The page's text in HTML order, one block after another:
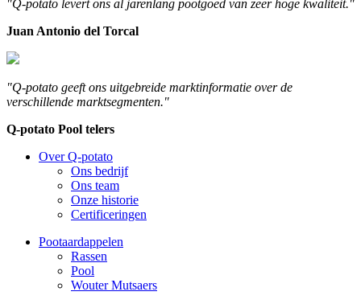
"Q-potato levert ons al jarenlang pootgoed van zeer hoge kwaliteit."
Juan Antonio del Torcal
"Q-potato geeft ons uitgebreide marktinformatie over de
verschillende marktsegmenten."
Q-potato Pool telers
Over Q-potato
Ons bedrijf
Ons team
Onze historie
Certificeringen
Pootaardappelen
Rassen
Pool
Wouter Mutsaers